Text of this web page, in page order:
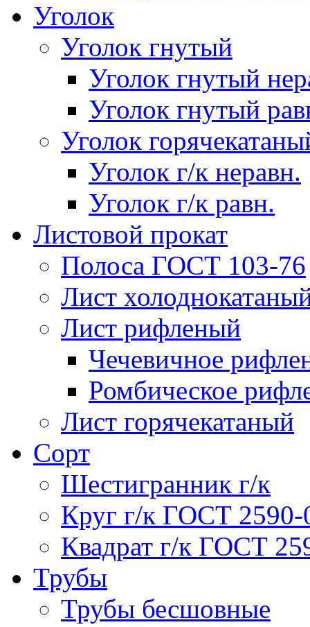
Уголок
Уголок гнутый
Уголок гнутый
Уголок гнутый
Уголок
Уголок г/к неравн.
Уголок г/к равн.
Листовой прокат
Полоса ГОСТ 103-76
Лист
Лист рифленый
Чечевичное
Ромбическое
Лист горячекатаный
Сорт
Шестигранник г/к
Круг г/к ГОСТ 2590-
Квадрат г/к ГОСТ
Трубы
Трубы бесшовные